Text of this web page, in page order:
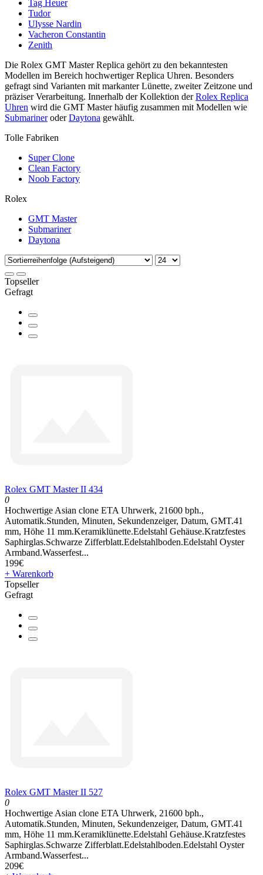
Tag Heuer
Tudor
Ulysse Nardin
Vacheron Constantin
Zenith
Die Rolex GMT Master Replica gehört zu den bekanntesten
Modellen im Bereich hochwertiger Replica Uhren. Besonders
gefragt sind Varianten mit markanter Lünette, zweiter Zeitzone und
präziser Verarbeitung. Innerhalb der Kollektion derRolex Replica
Uhren wird die GMT Master häufig zusammen mit Modellen wie
SubmarineroderDaytona gewählt.
Tolle Fabriken
Super Clone
Clean Factory
Noob Factory
Rolex
GMT Master
Submariner
Daytona
Topseller
Gefragt
Rolex GMT Master II 434
0
Hochwertige Asian clone ETA Uhrwerk, 21600 bph.,
Automatik.Stunden, Minuten, Sekundenzeiger, Datum, GMT.41
mm, Höhe 11 mm.Keramiklünette.Edelstahl Gehäuse.Kratzfestes
Saphirglas.Schwarze Zifferblatt.Edelstahlboden.Edelstahl Oyster
Armband.Wasserfest...
199€
+ Warenkorb
Topseller
Gefragt
Rolex GMT Master II 527
0
Hochwertige Asian clone ETA Uhrwerk, 21600 bph.,
Automatik.Stunden, Minuten, Sekundenzeiger, Datum, GMT.41
mm, Höhe 11 mm.Keramiklünette.Edelstahl Gehäuse.Kratzfestes
Saphirglas.Schwarze Zifferblatt.Edelstahlboden.Edelstahl Oyster
Armband.Wasserfest...
209€